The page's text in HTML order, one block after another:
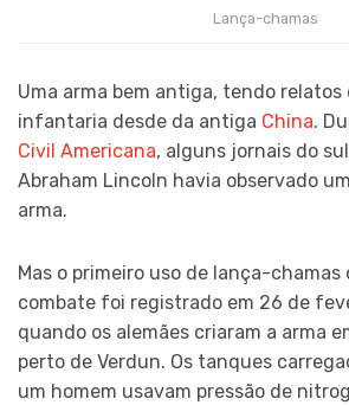
Lança-chamas
Uma arma bem antiga, tendo relatos
infantaria desde da antiga China.
Civil Americana, alguns jornais do
Abraham Lincoln havia observado
arma.
Mas o primeiro uso de lança-chamas
combate foi registrado em 26 de
quando os alemães criaram a arma
perto de Verdun. Os tanques
um homem usavam pressão de